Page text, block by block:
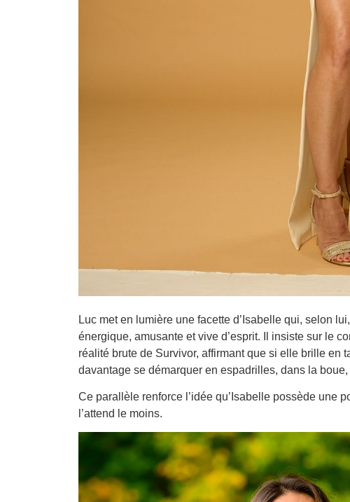
Luc met en lumière une facette d’Isabelle qui, selon
énergique, amusante et vive d’esprit. Il insiste sur le
réalité brute de Survivor, affirmant que si elle brille en
davantage se démarquer en espadrilles, dans la
Ce parallèle renforce l’idée qu’Isabelle possède une
l’attend le moins.